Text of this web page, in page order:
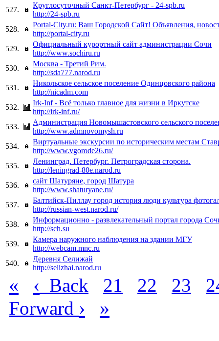
527.
Круглосуточный Санкт-Петербург - 24-spb.ru
http://24-spb.ru
528.
Portal-City.ru: Ваш Городской Сайт! Объявления,
http://portal-city.ru
529.
Официальный курортный сайт администрации Сочи
http://www.sochiru.ru
530.
Москва - Третий Рим.
http://sda777.narod.ru
531.
Никольское сельское поселение Одинцовского района
http://nicadm.com
532.
Irk-Inf - Всё только главное для жизни в Иркутске
http://irk-inf.ru/
533.
Администрация Новомышастовского сельского
http://www.admnovomysh.ru
534.
Виртуальные экскурсии по историческим местам
http://www.vgorode26.ru/
535.
Ленинград. Петербург. Петроградская сторона.
http://leningrad-80e.narod.ru
536.
сайт Шатуряне, город Шатура
http://www.shaturyane.ru/
537.
Балтийск-Пиллау город история люди культура
http://russian-west.narod.ru/
538.
Информационно - развлекательный портал города
http://sch.su
539.
Камера наружного наблюдения на здании МГУ
http://webcam.mnc.ru
540.
Деревня Селижай
http://selizhai.narod.ru
« ‹ Back 21 22 23
Forward › »